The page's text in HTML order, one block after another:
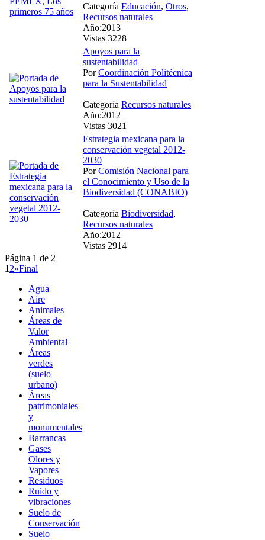
Categoría Educación, Otros,
Recursos naturales
Año:2013
Vistas 3228
Apoyos para la
sustentabilidad
PorCoordinación Politécnica
para la Sustentabilidad
Categoría Recursos naturales
Año:2012
Vistas 3021
Estrategia mexicana para la
conservación vegetal 2012-
2030
PorComisión Nacional para
el Conocimiento y Uso de la
Biodiversidad (CONABIO)
Categoría Biodiversidad,
Recursos naturales
Año:2012
Vistas 2914
Página 1 de 2
12»Final
Agua
Aire
Animales
Áreas de
Valor
Ambiental
Áreas
verdes
(suelo
urbano)
Áreas
patrimoniales
y
monumentales
Barrancas
Gases
Olores y
Vapores
Residuos
Ruido y
vibraciones
Suelo de
Conservación
Suelo